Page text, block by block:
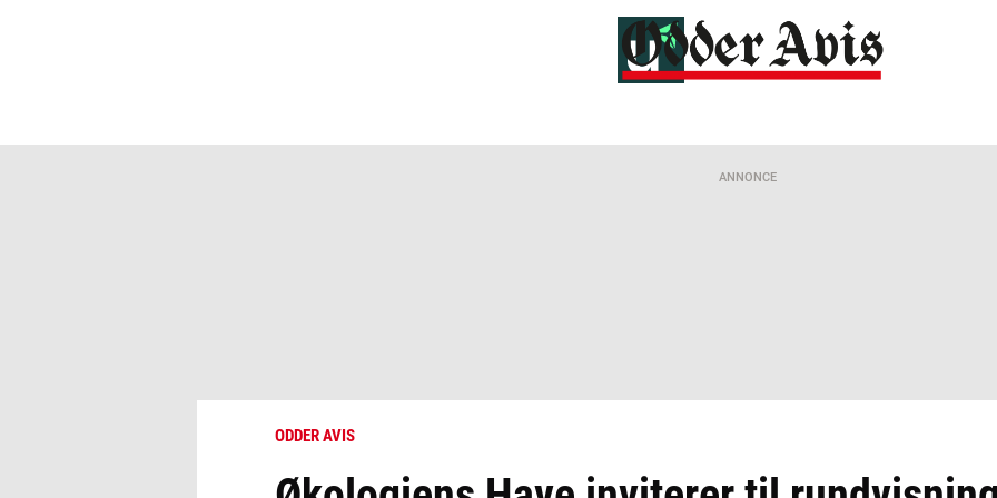
ANNONCE
ODDER AVIS